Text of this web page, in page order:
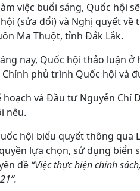
việc buổi sáng, Quốc hội
(sửa đổi) và Nghị quyết
Ma Thuột, tỉnh Đắk Lắk.
nay, Quốc hội thảo luận
phủ trình Quốc hội và
hoạch và Đầu tư Nguyễn Chí
nêu.
hội biểu quyết thông qua
lựa chọn, sử dụng biển
đề “Việc thực hiện chính